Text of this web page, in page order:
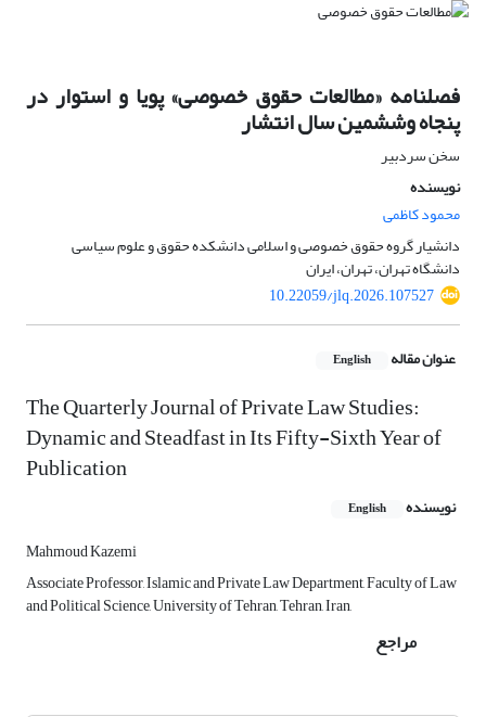
فصلنامه «مطالعات حقوق خصوصی» پویا و استوار در
پنجاه وششمین سال انتشار
سخن سردبیر
نویسنده
محمود کاظمی
دانشیار گروه حقوق خصوصی و اسلامی دانشکده حقوق و علوم سیاسی
دانشگاه تهران، تهران، ایران
10.22059/jlq.2026.107527
عنوان مقاله English
The Quarterly Journal of Private Law Studies:
Dynamic and Steadfast in Its Fifty-Sixth Year of
Publication
نویسنده English
Mahmoud Kazemi
Associate Professor, Islamic and Private Law Department, Faculty of Law
and Political Science, University of Tehran, Tehran, Iran,
مراجع